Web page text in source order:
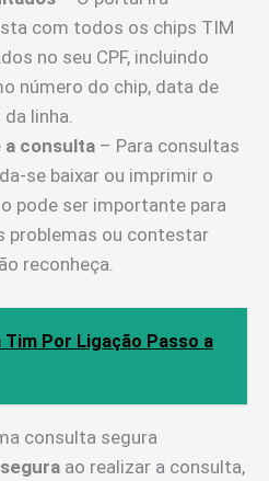
com todos os chips TIM
no seu CPF, incluindo
número do chip, data de
linha.
a consulta – Para consultas
se baixar ou imprimir o
pode ser importante para
problemas ou contestar
reconheça.
Tim Por Ligação Passo a
consulta segura
ao realizar a consulta,